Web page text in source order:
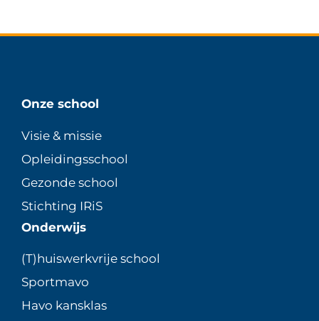
Onze school
Visie & missie
Opleidingsschool
Gezonde school
Stichting IRiS
Onderwijs
(T)huiswerkvrije school
Sportmavo
Havo kansklas